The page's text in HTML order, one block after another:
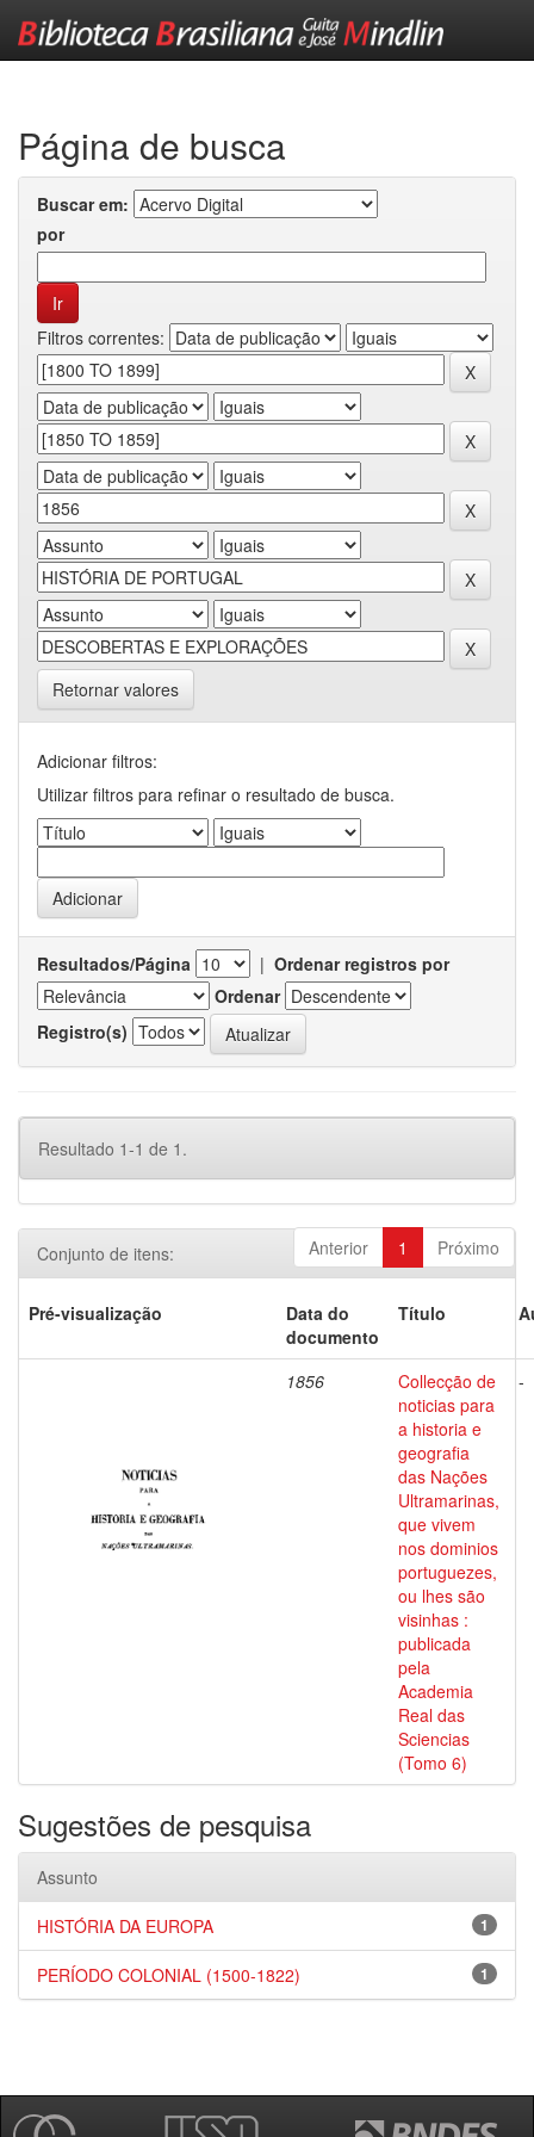
Página de busca
Buscar em:
por
Filtros correntes:
Retornar valores
Adicionar filtros:
Utilizar filtros para refinar o resultado de busca.
Resultados/Página | Ordenar registros por
Ordenar
Registro(s)
Resultado 1-1 de 1.
Anterior 1 Próximo
Conjunto de itens:
Pré-visualização
Data do
documento
Título
1856
Collecção de
noticias para
a historia e
geografia
das Nações
Ultramarinas,
que vivem
nos dominios
portuguezes,
ou lhes são
visinhas :
publicada
pela
Academia
Real das
Sciencias
(Tomo 6)
-
Sugestões de pesquisa
Assunto
1
HISTÓRIA DA EUROPA
1
PERÍODO COLONIAL (1500-1822)